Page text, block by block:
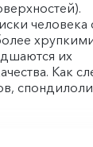
человека
их
Как